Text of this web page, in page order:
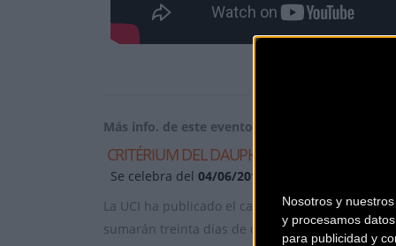
Nosotros y
y procesamos
para publicidad y
Más info. de este evento
CRITÉRIUM DEL DAUPHINÉ 2017
Se celebra del 04/06/2017
La UCI ha publicado el calendario World tour
sumarán treinta días de competici&oacut... [+]